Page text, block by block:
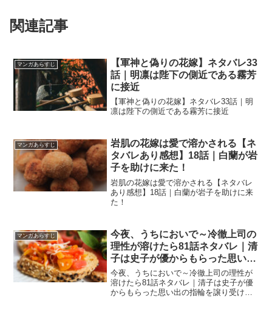
関連記事
マンガあらすじ
【軍神と偽りの花嫁】ネタバレ33
話｜明凛は陛下の側近である霧芳
に接近
【軍神と偽りの花嫁】ネタバレ33話｜明
凛は陛下の側近である霧芳に接近
マンガあらすじ
岩肌の花嫁は愛で溶かされる【ネ
タバレあり感想】18話｜白蘭が岩
子を助けに来た！
岩肌の花嫁は愛で溶かされる【ネタバレ
あり感想】18話｜白蘭が岩子を助けに来
た！
マンガあらすじ
今夜、うちにおいで～冷徹上司の
理性が溶けたら81話ネタバレ｜清
子は史子が優からもらった思い出
の指輪を譲り受ける！
今夜、うちにおいで～冷徹上司の理性が
溶けたら81話ネタバレ｜清子は史子が優
からもらった思い出の指輪を譲り受け